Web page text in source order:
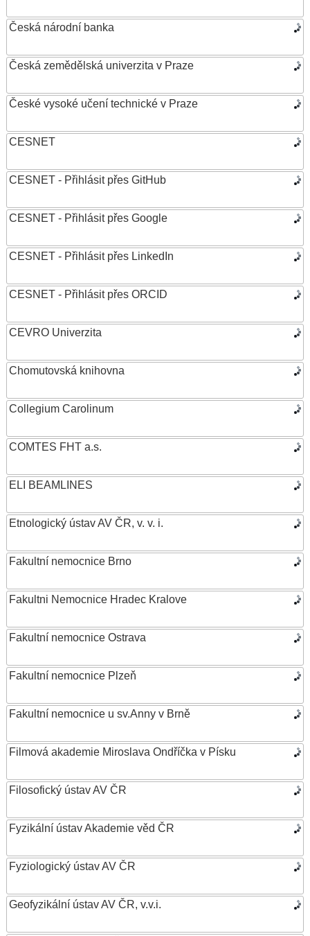
Česká národní banka
Česká zemědělská univerzita v Praze
České vysoké učení technické v Praze
CESNET
CESNET - Přihlásit přes GitHub
CESNET - Přihlásit přes Google
CESNET - Přihlásit přes LinkedIn
CESNET - Přihlásit přes ORCID
CEVRO Univerzita
Chomutovská knihovna
Collegium Carolinum
COMTES FHT a.s.
ELI BEAMLINES
Etnologický ústav AV ČR, v. v. i.
Fakultní nemocnice Brno
Fakultni Nemocnice Hradec Kralove
Fakultní nemocnice Ostrava
Fakultní nemocnice Plzeň
Fakultní nemocnice u sv.Anny v Brně
Filmová akademie Miroslava Ondříčka v Písku
Filosofický ústav AV ČR
Fyzikální ústav Akademie věd ČR
Fyziologický ústav AV ČR
Geofyzikální ústav AV ČR, v.v.i.